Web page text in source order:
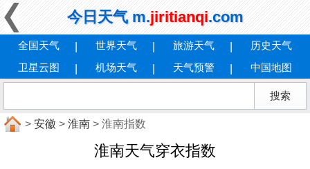
今日天气 m.jiritianqi.com
全国天气 世界天气 旅游天气
历史天气
卫星云图
机场天气 天气预警 中国地图
> 安徽 > 淮南 > 淮南指数
淮南天气穿衣指数